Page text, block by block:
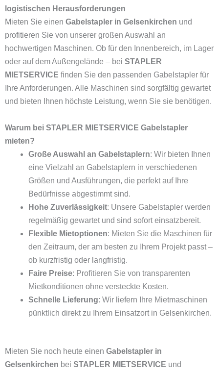
logistischen Herausforderungen
Mieten Sie einen Gabelstapler in Gelsenkirchen und
profitieren Sie von unserer großen Auswahl an
hochwertigen Maschinen. Ob für den Innenbereich, im Lager
oder auf dem Außengelände – bei STAPLER
MIETSERVICE finden Sie den passenden Gabelstapler für
Ihre Anforderungen. Alle Maschinen sind sorgfältig gewartet
und bieten Ihnen höchste Leistung, wenn Sie sie benötigen.
Warum bei STAPLER MIETSERVICE Gabelstapler
mieten?
Große Auswahl an Gabelstaplern: Wir bieten Ihnen
eine Vielzahl an Gabelstaplern in verschiedenen
Größen und Ausführungen, die perfekt auf Ihre
Bedürfnisse abgestimmt sind.
Hohe Zuverlässigkeit: Unsere Gabelstapler werden
regelmäßig gewartet und sind sofort einsatzbereit.
Flexible Mietoptionen: Mieten Sie die Maschinen für
den Zeitraum, der am besten zu Ihrem Projekt passt –
ob kurzfristig oder langfristig.
Faire Preise: Profitieren Sie von transparenten
Mietkonditionen ohne versteckte Kosten.
Schnelle Lieferung: Wir liefern Ihre Mietmaschinen
pünktlich direkt zu Ihrem Einsatzort in Gelsenkirchen.
Mieten Sie noch heute einen Gabelstapler in
Gelsenkirchen bei STAPLER MIETSERVICE und